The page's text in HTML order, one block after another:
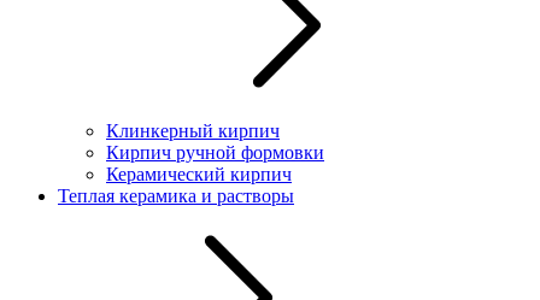
Клинкерный кирпич
Кирпич ручной формовки
Керамический кирпич
Теплая керамика и растворы